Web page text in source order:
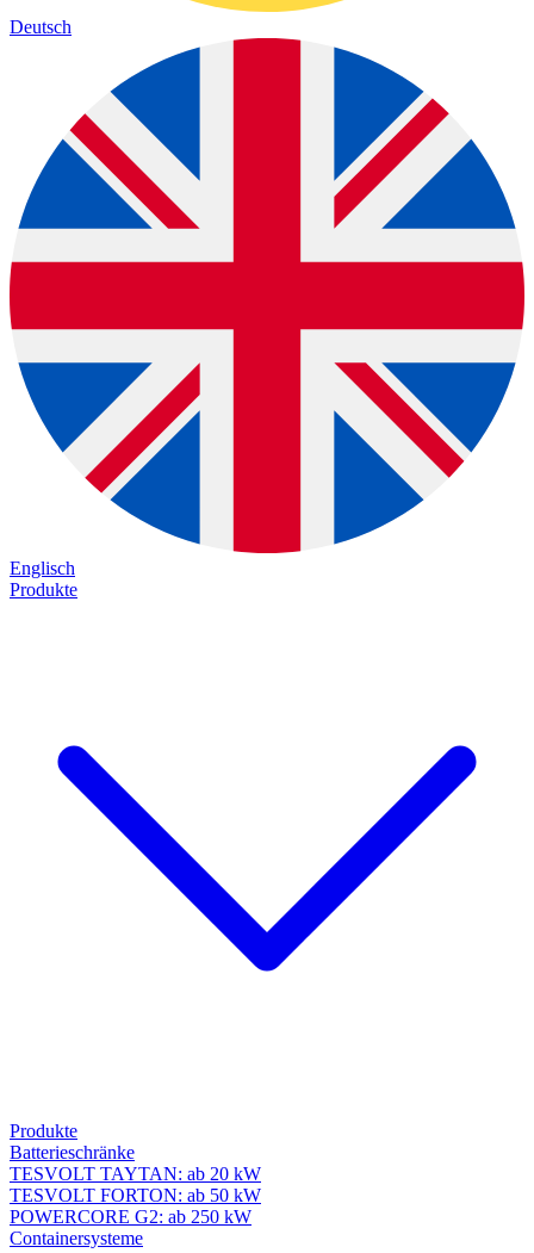
Deutsch
Englisch
Produkte
Produkte
Batterieschränke
TESVOLT TAYTAN: ab 20 kW
TESVOLT FORTON: ab 50 kW
POWERCORE G2: ab 250 kW
Containersysteme